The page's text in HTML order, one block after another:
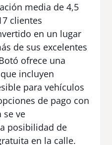
media de 4,5
clientes
en un lugar
de sus excelentes
ofrece una
incluyen
para vehículos
de pago con
se ve
posibilidad de
en la calle.